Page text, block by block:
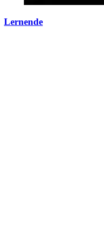
Lernende